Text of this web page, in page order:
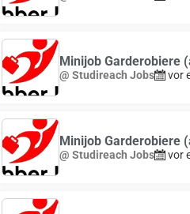
Minijob Garderobiere
@ Studireach Jobs vor
Minijob Garderobiere
@ Studireach Jobs vor